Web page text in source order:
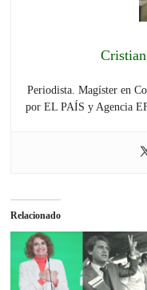
Periodista. Magíster en
por EL PAÍS y Agencia
Relacionado